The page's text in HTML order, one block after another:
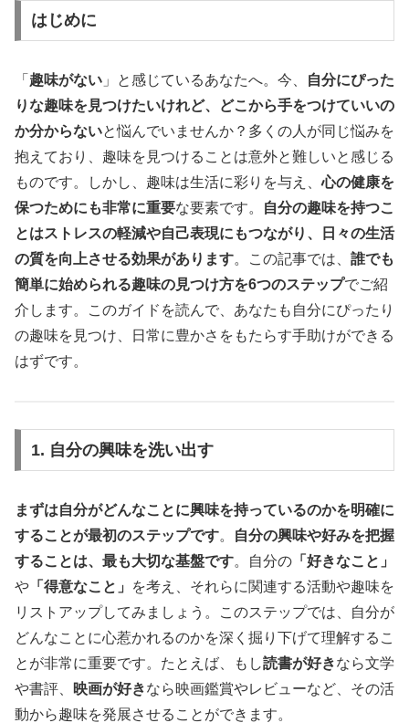
はじめに
「 趣味がない 」と感じているあなたへ。今、
自分にぴった
りな趣味を見つけたいけれど、どこから手をつけていいの
か分からないと悩んでいませんか？多くの人が同じ悩みを
抱えており、趣味を見つけることは意外と難しいと感じる
ものです。しかし、趣味は生活に彩りを与え、心の健康を
保つためにも非常に重要な要素です。
自分の趣味を持つこ
とはストレスの軽減や自己表現にもつながり、日々の生活
の質を向上させる効果があります。この記事では、 誰でも
簡単に始められる趣味の見つけ方を6つのステップでご紹
介します。このガイドを読んで、あなたも自分にぴったり
の趣味を見つけ、日常に豊かさをもたらす手助けができる
はずです。
1. 自分の興味を洗い出す
まずは自分がどんなことに興味を持っているのかを明確に
することが最初のステップです。
自分の興味や好みを把握
することは、最も大切な基盤です。自分の 「好きなこと」
や 「得意なこと」
を考え、それらに関連する活動や趣味を
リストアップしてみましょう。このステップでは、自分が
どんなことに心惹かれるのかを深く掘り下げて理解するこ
とが非常に重要です。たとえば、もし読書が好きなら文学
や書評、
映画が好きなら映画鑑賞やレビューなど、その活
動から趣味を発展させることができます。